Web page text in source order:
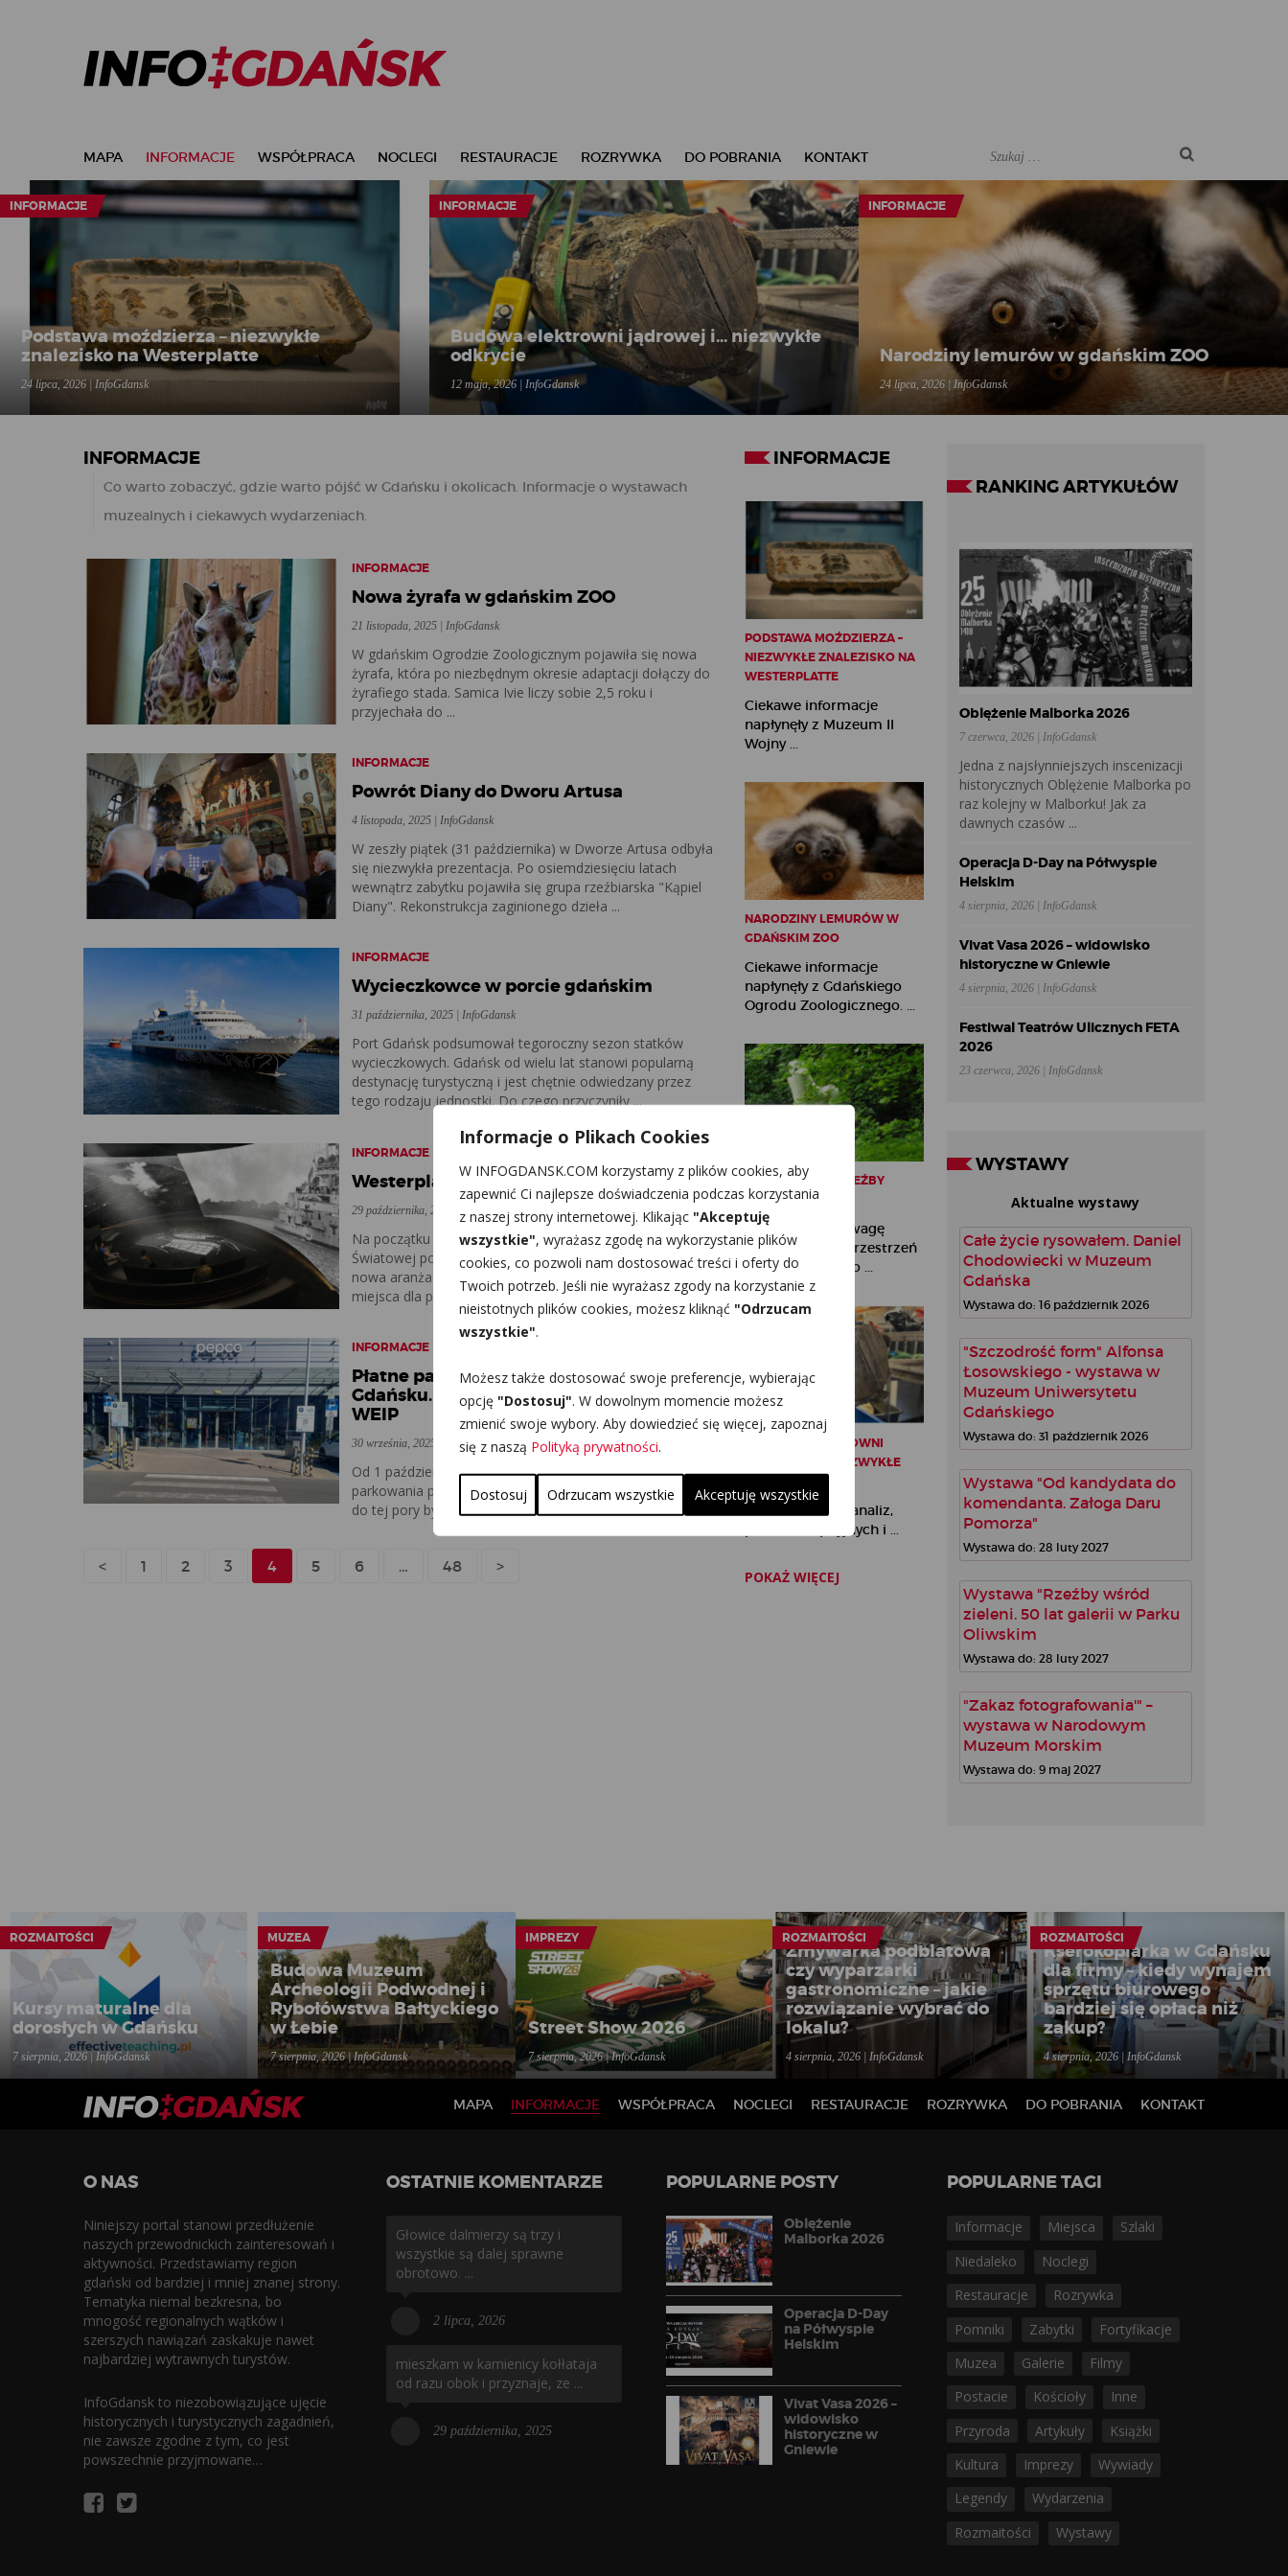
Informacje o Plikach Cookies
W INFOGDANSK.COM korzystamy z plików cookies, aby
zapewnić Ci najlepsze doświadczenia podczas korzystania
z naszej strony internetowej. Klikając "Akceptuję
wszystkie", wyrażasz zgodę na wykorzystanie plików
cookies, co pozwoli nam dostosować treści i oferty do
Twoich potrzeb. Jeśli nie wyrażasz zgody na korzystanie z
nieistotnych plików cookies, możesz kliknąć "Odrzucam
wszystkie".
Możesz także dostosować swoje preferencje, wybierając
opcję "Dostosuj". W dowolnym momencie możesz
zmienić swoje wybory. Aby dowiedzieć się więcej, zapoznaj
się z naszą Polityką prywatności.
Dostosuj Odrzucam wszystkie Akceptuję wszystkie
MAPA INFORMACJE WSPÓŁPRACA NOCLEGI RESTAURACJE ROZRYWKA DO POBRANIA KONTAKT
INFORMACJE
Podstawa moździerza – niezwykłe
znalezisko na Westerplatte
24 lipca, 2026 | InfoGdansk
INFORMACJE
Budowa elektrowni jądrowej i... niezwykłe
odkrycie
12 maja, 2026 | InfoGdansk
INFORMACJE
Narodziny lemurów w gdańskim ZOO
24 lipca, 2026 | InfoGdansk
INFORMACJE
Co warto zobaczyć, gdzie warto pójść w Gdańsku i okolicach. Informacje o wystawach
muzealnych i ciekawych wydarzeniach.
INFORMACJE
Nowa żyrafa w gdańskim ZOO
21 listopada, 2025 | InfoGdansk
W gdańskim Ogrodzie Zoologicznym pojawiła się nowa
żyrafa, która po niezbędnym okresie adaptacji dołączy do
żyrafiego stada. Samica Ivie liczy sobie 2,5 roku i
przyjechała do ...
INFORMACJE
Powrót Diany do Dworu Artusa
4 listopada, 2025 | InfoGdansk
W zeszły piątek (31 października) w Dworze Artusa odbyła
się niezwykła prezentacja. Po osiemdziesięciu latach
wewnątrz zabytku pojawiła się grupa rzeźbiarska "Kąpiel
Diany". Rekonstrukcja zaginionego dzieła ...
INFORMACJE
Wycieczkowce w porcie gdańskim
31 października, 2025 | InfoGdansk
Port Gdańsk podsumował tegoroczny sezon statków
wycieczkowych. Gdańsk od wielu lat stanowi popularną
destynację turystyczną i jest chętnie odwiedzany przez
tego rodzaju jednostki. Do czego przyczyniły ...
INFORMACJE
Westerplatte – nowa wystawa coraz bliżej
29 października, 2025 | InfoGdansk
Na początku października 2025 roku w Muzeum II Wojny
Światowej podpisano umowę, dzięki której powstanie
nowa aranżacja przestrzeni Westerplatte. O znaczeniu tego
miejsca dla polskiej ...
INFORMACJE
Płatne parkowanie w Galerii Morena w
Gdańsku. Zmiany już od 1 października -
WEIP
30 września, 2025 | InfoGdansk
Od 1 października 2025 roku zmienią się zasady
parkowania przy Galerii Morena w Gdańsku. Obiekt, który
do tej pory był jedynym dużym centrum handlowym w ...
< 1 2 3 4 5 6 … 48 >
INFORMACJE
PODSTAWA MOŹDZIERZA –
NIEZWYKŁE ZNALEZISKO NA
WESTERPLATTE
Ciekawe informacje
napłynęły z Muzeum II
Wojny ...
NARODZINY LEMURÓW W
GDAŃSKIM ZOO
Ciekawe informacje
napłynęły z Gdańskiego
Ogrodu Zoologicznego. ...
50 LAT GALERII RZEŹBY
WSPÓŁCZESNEJ
Przyciągające uwagę
rzeźby zdobią przestrzeń
Parku Oliwskiego ...
BUDOWA ELEKTROWNI
JĄDROWEJ I... NIEZWYKŁE
Po wielu latach analiz,
prac koncepcyjnych i ...
POKAŻ WIĘCEJ
RANKING ARTYKUŁÓW
Oblężenie Malborka 2026
7 czerwca, 2026 | InfoGdansk
Jedna z najsłynniejszych inscenizacji
historycznych Oblężenie Malborka po
raz kolejny w Malborku! Jak za
dawnych czasów ...
Operacja D-Day na Półwyspie
Helskim
4 sierpnia, 2026 | InfoGdansk
Vivat Vasa 2026 – widowisko
historyczne w Gniewie
4 sierpnia, 2026 | InfoGdansk
Festiwal Teatrów Ulicznych FETA
2026
23 czerwca, 2026 | InfoGdansk
WYSTAWY
Aktualne wystawy
Całe życie rysowałem. Daniel
Chodowiecki w Muzeum
Gdańska
Wystawa do: 16 październik 2026
"Szczodrość form" Alfonsa
Łosowskiego - wystawa w
Muzeum Uniwersytetu
Gdańskiego
Wystawa do: 31 październik 2026
Wystawa "Od kandydata do
komendanta. Załoga Daru
Pomorza"
Wystawa do: 28 luty 2027
Wystawa "Rzeźby wśród
zieleni. 50 lat galerii w Parku
Oliwskim
Wystawa do: 28 luty 2027
"Zakaz fotografowania'" –
wystawa w Narodowym
Muzeum Morskim
Wystawa do: 9 maj 2027
ROZMAITOŚCI
Kursy maturalne dla
dorosłych w Gdańsku
7 sierpnia, 2026 | InfoGdansk
MUZEA
Budowa Muzeum
Archeologii Podwodnej i
Rybołówstwa Bałtyckiego
w Łebie
7 sierpnia, 2026 | InfoGdansk
IMPREZY
Street Show 2026
7 sierpnia, 2026 | InfoGdansk
ROZMAITOŚCI
Zmywarka podblatowa
czy wyparzarki
gastronomiczne – jakie
rozwiązanie wybrać do
lokalu?
4 sierpnia, 2026 | InfoGdansk
ROZMAITOŚCI
Kserokopiarka w Gdańsku
dla firmy – kiedy wynajem
sprzętu biurowego
bardziej się opłaca niż
zakup?
4 sierpnia, 2026 | InfoGdansk
MAPA INFORMACJE WSPÓŁPRACA NOCLEGI RESTAURACJE ROZRYWKA DO POBRANIA KONTAKT
O NAS
Niniejszy portal stanowi przedłużenie
naszych przewodnickich zainteresowań i
aktywności. Przedstawiamy region
gdański od bardziej i mniej znanej strony.
Tematyka niemal bezkresna, bo
mnogość regionalnych wątków i
szerszych nawiązań zaskakuje nawet
najbardziej wytrawnych turystów.
InfoGdansk to niezobowiązujące ujęcie
historycznych i turystycznych zagadnień,
nie zawsze zgodne z tym, co jest
powszechnie przyjmowane…
OSTATNIE KOMENTARZE
Głowice dalmierzy są trzy i
wszystkie są dalej sprawne
obrotowo. ...
2 lipca, 2026
mieszkam w kamienicy kołłataja
od razu obok i przyznaje, ze ...
29 października, 2025
POPULARNE POSTY
Oblężenie
Malborka 2026
Operacja D-Day
na Półwyspie
Helskim
Vivat Vasa 2026 –
widowisko
historyczne w
Gniewie
POPULARNE TAGI
Informacje Miejsca
Szlaki
Niedaleko
Noclegi
Restauracje
Rozrywka
Pomniki
Zabytki
Fortyfikacje
Muzea
Galerie
Filmy
Postacie
Kościoły
Inne
Przyroda
Artykuły
Książki
Kultura
Imprezy
Wywiady
Legendy
Wydarzenia
Rozmaitości
Wystawy